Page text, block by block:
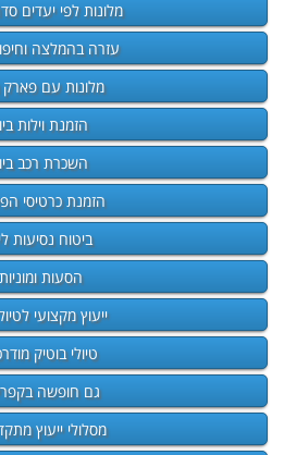
מלונות לפי יעדים
עזרה בהמלצה
מלונות עם פארק
הזמנת וילות
השכרת רכב
הזמנת כרטיסי
ביטוח נסיעות
הסעות ומוניות
ייעוץ מקצועי לטיול
טיולי בוטיק
גם חופשה
מסלולי ייעוץ